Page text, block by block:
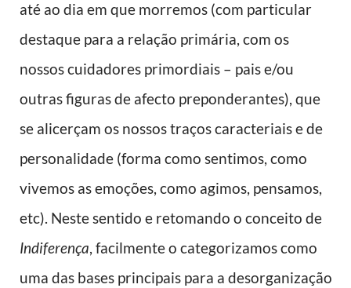
até ao dia em que morremos (com particular
destaque para a relação primária, com os
nossos cuidadores primordiais – pais e/ou
outras figuras de afecto preponderantes), que
se alicerçam os nossos traços caracteriais e de
personalidade (forma como sentimos, como
vivemos as emoções, como agimos, pensamos,
etc). Neste sentido e retomando o conceito de
Indiferença, facilmente o categorizamos como
uma das bases principais para a desorganização